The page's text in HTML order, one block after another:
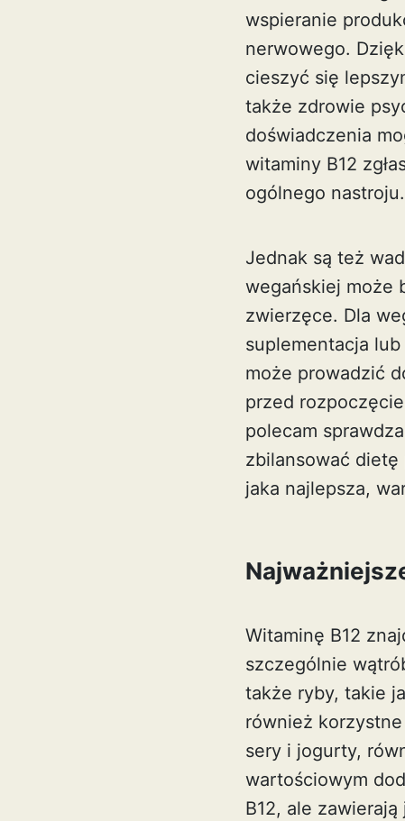
wspieranie
nerwowego.
cieszyć się
także zdrowie
doświadczenia
witaminy B12
ogólnego nastroju.
Jednak są też
wegańskiej może
zwierzęce. Dla
suplementacja
może prowadzić
przed
polecam
zbilansować
jaka najlepsza,
Witaminę B12
szczególnie
także ryby, takie
również
sery i jogurty,
wartościowym
B12, ale